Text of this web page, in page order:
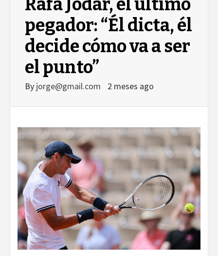
Rafa Jódar, el último
pegador: “Él dicta, él
decide cómo va a ser
el punto”
By jorge@gmail.com 2 meses ago